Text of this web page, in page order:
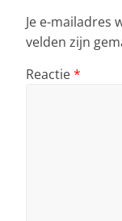
Je e-mailadres
velden zijn
Reactie*